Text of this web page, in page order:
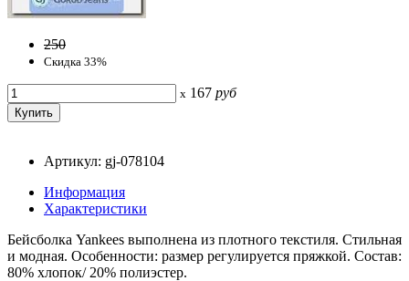
250
Скидка 33%
x 167 руб
Артикул: gj-078104
Информация
Характеристики
Бейсболка Yankees выполнена из плотного текстиля. Стильная
и модная. Особенности: размер регулируется пряжкой. Состав:
80% хлопок/ 20% полиэстер.